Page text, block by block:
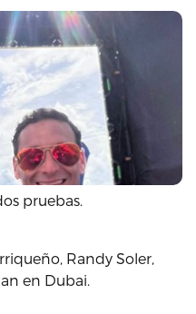
pruebas.
Randy Soler,
en Dubai.